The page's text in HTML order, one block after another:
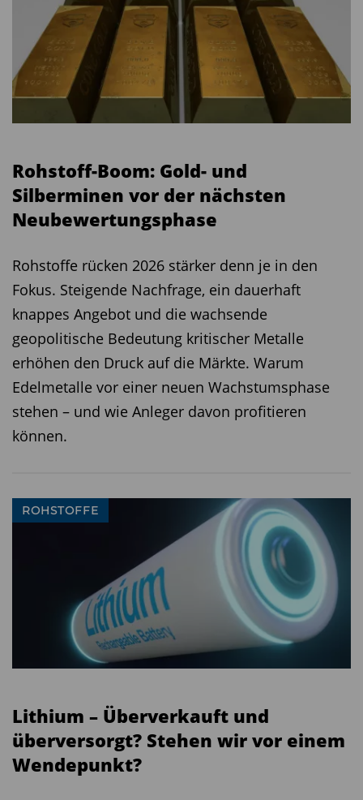
Rohstoff-Boom: Gold- und
Silberminen vor der nächsten
Neubewertungsphase
Rohstoffe rücken 2026 stärker denn je in den
Fokus. Steigende Nachfrage, ein dauerhaft
knappes Angebot und die wachsende
geopolitische Bedeutung kritischer Metalle
erhöhen den Druck auf die Märkte. Warum
Edelmetalle vor einer neuen Wachstumsphase
stehen – und wie Anleger davon profitieren
können.
ROHSTOFFE
Lithium – Überverkauft und
überversorgt? Stehen wir vor einem
Wendepunkt?